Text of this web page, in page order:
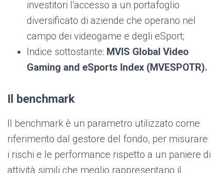
investitori l‘accesso a un portafoglio
diversificato di aziende che operano nel
campo dei videogame e degli eSport;
Indice sottostante: MVIS Global Video
Gaming and eSports Index (MVESPOTR).
Il benchmark
Il benchmark è un parametro utilizzato come
riferimento dal gestore del fondo, per misurare
i rischi e le performance rispetto a un paniere di
attività simili che meglio rappresentano il